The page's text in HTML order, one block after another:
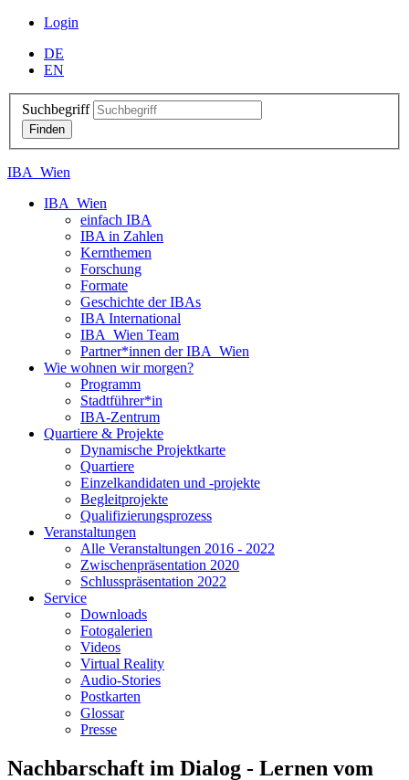
Login
DE
EN
Suchbegriff
IBA_Wien
IBA_Wien
einfach IBA
IBA in Zahlen
Kernthemen
Forschung
Formate
Geschichte der IBAs
IBA International
IBA_Wien Team
Partner*innen der IBA_Wien
Wie wohnen wir morgen?
Programm
Stadtführer*in
IBA-Zentrum
Quartiere & Projekte
Dynamische Projektkarte
Quartiere
Einzelkandidaten und -projekte
Begleitprojekte
Qualifizierungsprozess
Veranstaltungen
Alle Veranstaltungen 2016 - 2022
Zwischenpräsentation 2020
Schlusspräsentation 2022
Service
Downloads
Fotogalerien
Videos
Virtual Reality
Audio-Stories
Postkarten
Glossar
Presse
Nachbarschaft im Dialog - Lernen vom